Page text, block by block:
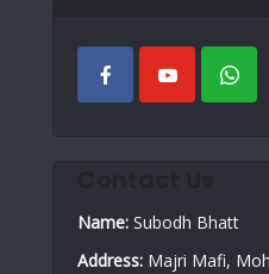
Name: Subodh Bhatt
Address: Majri Mafi,